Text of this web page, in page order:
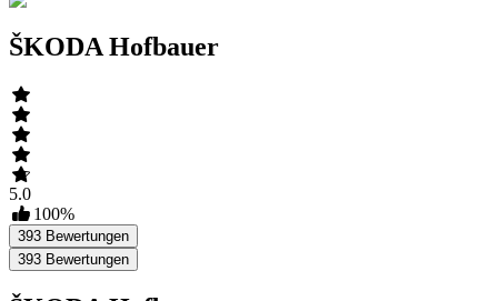
ŠKODA Hofbauer
5.0
100%
393 Bewertungen
393 Bewertungen